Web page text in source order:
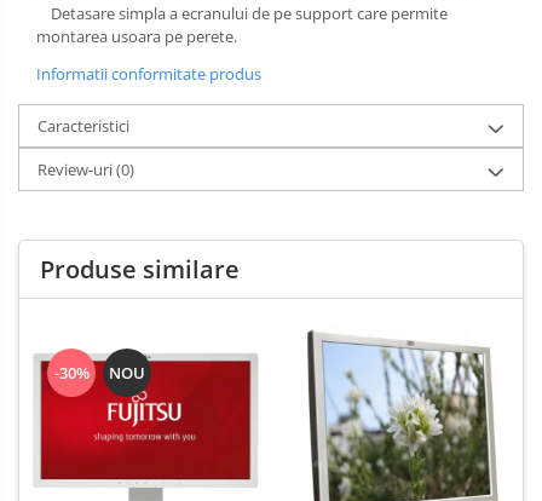
Detasare simpla a ecranului de pe support care permite
montarea usoara pe perete.
Informatii conformitate produs
Caracteristici
Review-uri(0)
Produse similare
-30% NOU